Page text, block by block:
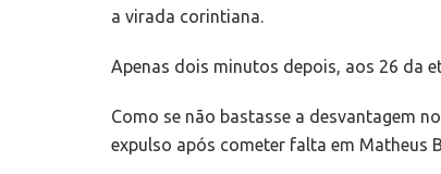
a virada corintiana.
Apenas dois minutos depois, aos 26 da
Como se não bastasse a desvantagem
expulso após cometer falta em Matheus